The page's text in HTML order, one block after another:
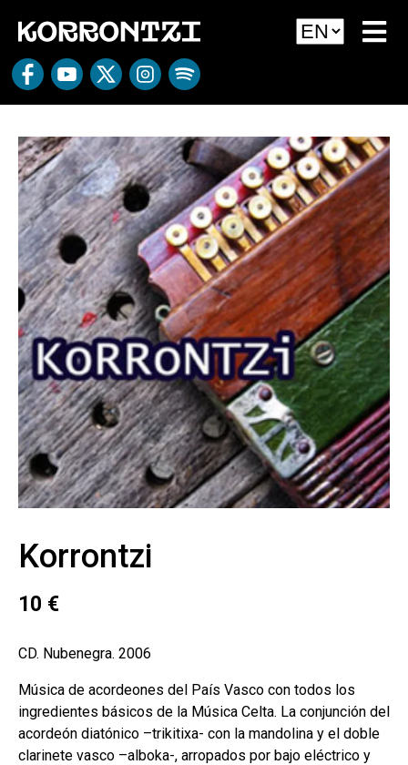
Korrontzi
10 €
CD. Nubenegra. 2006
Música de acordeones del País Vasco con todos los
ingredientes básicos de la Música Celta. La conjunción del
acordeón diatónico –trikitixa- con la mandolina y el doble
clarinete vasco –alboka-, arropados por bajo eléctrico y